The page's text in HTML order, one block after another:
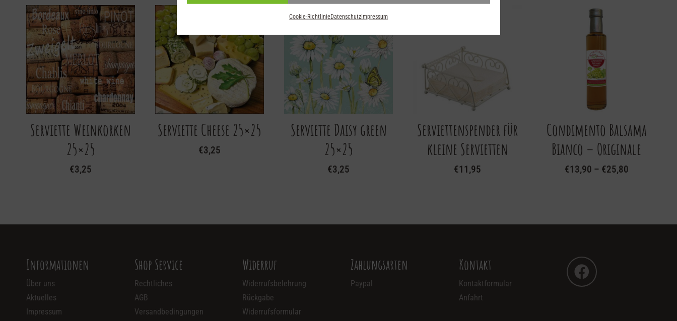
Cookie-RichtlinieDatenschutzImpressum
Serviette Weinkorken
25×25
€3,25
Serviette Cheese 25×25
€3,25
Serviette Daisy green
25×25
€3,25
Serviettenspender für
kleine Servietten
€11,95
Condimento Balsama
Bianco – Originale
€13,90 – €25,80
mehrere
Optionen
Informationen
Über uns
Aktuelles
Impressum
Shop Service
Rechtliches
AGB
Versandbedingungen
Widerruf
Widerrufsbelehrung
Rückgabe
Widerrufsformular
Zahlungsarten
Paypal
Kontakt
Kontaktformular
Anfahrt